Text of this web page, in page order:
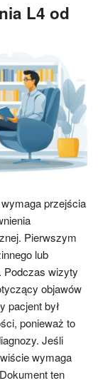
L4 od
przejścia
Pierwszym
lub
Podczas wizyty
objawów
pacjent był
ponieważ to
Jeśli
wymaga
ten